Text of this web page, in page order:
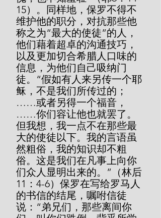
15）。同样地，保罗不得不
维护他的职分，对抗那些他
称之为“最大的使徒”的人，
他们藉着超卓的沟通技巧，
以及更加切合希腊人口味的
信息，为他们自己吸纳门
徒。“假如有人来另传一个耶
稣，不是我们所传过的；
……或者另得一个福音，
……你们容让他也就罢了。
但我想，我一点不在那些最
大的使徒以下。我的言语虽
然粗俗，我的知识却不粗
俗。这是我们在凡事上向你
们众人显明出来的。”（林后
11：4-6）保罗在写给罗马人
的书信的结尾，嘱咐信徒
说：“弟兄们，那些离间你